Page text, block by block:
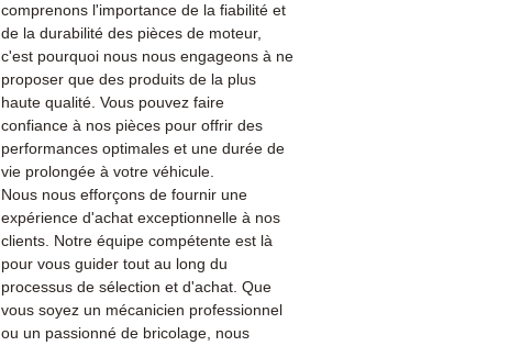
comprenons l'importance de la fiabilité et
de la durabilité des pièces de moteur,
c'est pourquoi nous nous engageons à ne
proposer que des produits de la plus
haute qualité. Vous pouvez faire
confiance à nos pièces pour offrir des
performances optimales et une durée de
vie prolongée à votre véhicule.
Nous nous efforçons de fournir une
expérience d'achat exceptionnelle à nos
clients. Notre équipe compétente est là
pour vous guider tout au long du
processus de sélection et d'achat. Que
vous soyez un mécanicien professionnel
ou un passionné de bricolage, nous